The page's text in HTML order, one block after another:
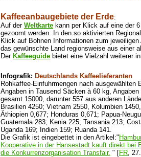
Kaffeeanbaugebiete der Erde:
Auf der Weltkarte kann per Klick auf eine der
gezoomt werden. In den so aktivierten
Klick auf Bohnen Informationen zum
das gewünschte Land regionsweise aus einer
Der Kaffeeguide bietet eine Vielzahl weiterer
Infografik: Deutschlands Kaffeelieferanten
Rohkaffee-Einfuhrmengen nach ausgewählten
Angaben in Tausend Säcken à 60 kg,
gesamt 15000, darunter 557 aus anderen
Brasilien 4250; Vietnam 2550, Kolumbien
Äthiopien 0,677; Honduras 0,671; Papua-
Guatemala 283; Kenia 225; Tansania 213;
Uganda 169; Indien 159; Ruanda 141.
Die Grafik ist eingebettet in den Artikel:"
Kooperative in der Hansestadt kauft direkt bei
die Konkurrenzorganisation Transfair. " [FR,